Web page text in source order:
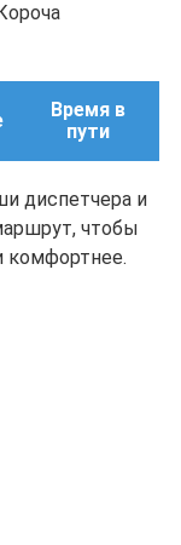
Время в
пути
диспетчера и
чтобы
комфортнее.